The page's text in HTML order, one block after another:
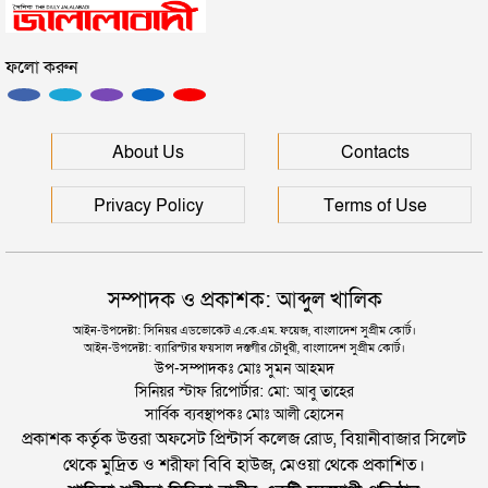
প্রধানমন্ত্রী
সিলেটে আরও দুইজনের মৃত্যু, হাসপাতালে ৩ শতাধিক
ফলো করুন
About Us Contacts
Privacy Policy Terms of Use
সম্পাদক ও প্রকাশক: আব্দুল খালিক
আইন-উপদেষ্টা: সিনিয়র এডভোকেট এ.কে.এম. ফয়েজ, বাংলাদেশ সুপ্রীম কোর্ট।
আইন-উপদেষ্টা: ব্যারিস্টার ফয়সাল দস্তগীর চৌধুরী, বাংলাদেশ সুপ্রীম কোর্ট।
উপ-সম্পাদকঃ মোঃ সুমন আহমদ
সিনিয়র স্টাফ রিপোর্টার: মো: আবু তাহের
সার্বিক ব্যবস্থাপকঃ মোঃ আলী হোসেন
প্রকাশক কর্তৃক উত্তরা অফসেট প্রিন্টার্স কলেজ রোড, বিয়ানীবাজার সিলেট
থেকে মুদ্রিত ও শরীফা বিবি হাউজ, মেওয়া থেকে প্রকাশিত।